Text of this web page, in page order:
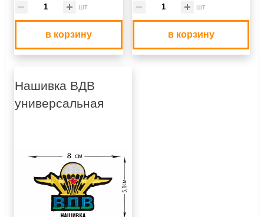
шт
в корзину
шт
в корзину
Нашивка ВДВ
универсальная